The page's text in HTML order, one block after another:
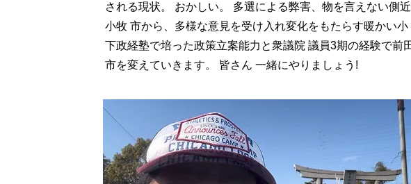
される現状。 おかしい。 多選による弊害、物を言えない側
小牧 市から、多様な意見を受け入れ変化をもたらす暖かい
下政経塾で培った政策立案能力と衆議院 議員3期の経験で前
市を変えていきます。 皆さん 一緒にやりましょう!